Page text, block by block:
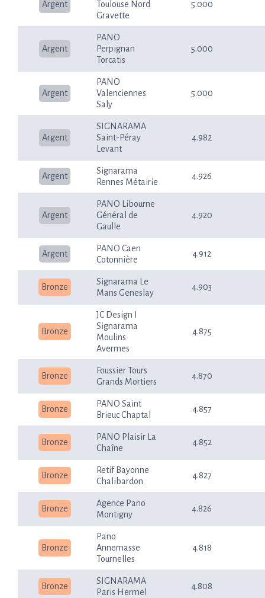
Argent
Toulouse Nord
Gravette
5.000
Argent
PANO
Perpignan
Torcatis
5.000
Argent
PANO
Valenciennes
Saly
5.000
Argent
SIGNARAMA
Saint-Péray
Levant
4.982
Argent
Signarama
Rennes Métairie
4.926
Argent
PANO Libourne
Général de
Gaulle
4.920
Argent
PANO Caen
Cotonnière
4.912
Bronze
Signarama Le
Mans Geneslay
4.903
Bronze
JC Design I
Signarama
Moulins
Avermes
4.875
Bronze
Foussier Tours
Grands Mortiers
4.870
Bronze
PANO Saint
Brieuc Chaptal
4.857
Bronze
PANO Plaisir La
Chaîne
4.852
Bronze
Retif Bayonne
Chalibardon
4.827
Bronze
Agence Pano
Montigny
4.826
Bronze
Pano
Annemasse
Tournelles
4.818
Bronze
SIGNARAMA
Paris Hermel
4.808